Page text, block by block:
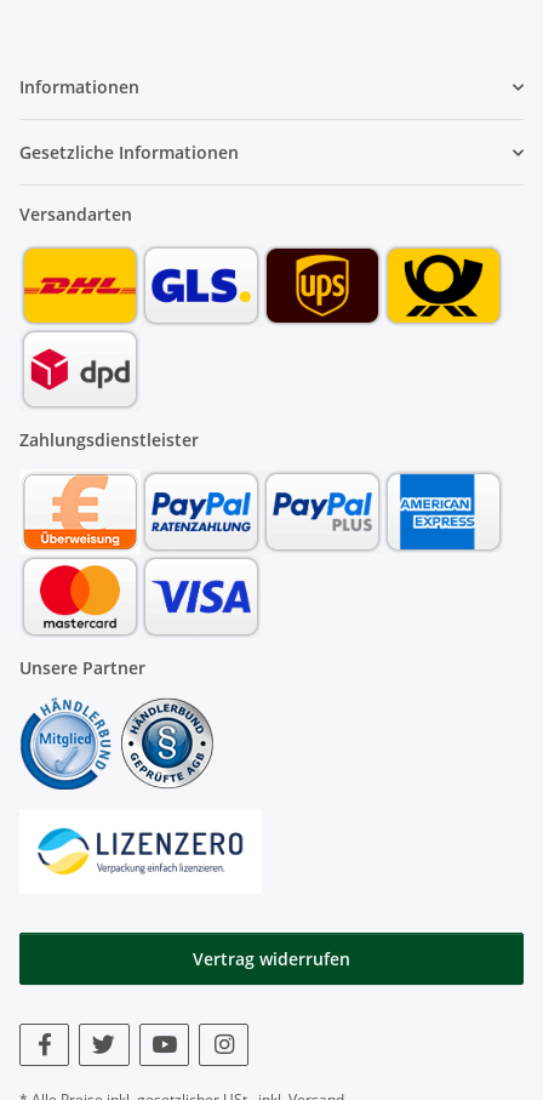
Informationen
Gesetzliche Informationen
Versandarten
Zahlungsdienstleister
Unsere Partner
Vertrag widerrufen